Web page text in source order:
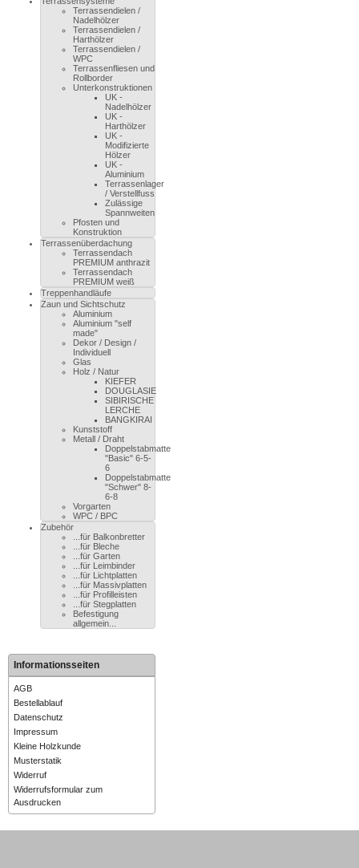
Terrassendielen /
Nadelhölzer
Terrassendielen /
Harthölzer
Terrassendielen /
WPC
Terrassenfliesen und
Rollborder
Unterkonstruktionen
UK -
Nadelhölzer
UK -
Harthölzer
UK -
Modifizierte
Hölzer
UK -
Aluminium
Terrassenlager
/ Verstellfuss
Zulässige
Spannweiten
Pfosten und
Konstruktion
Terrassenüberdachung
Terrassendach
PREMIUM anthrazit
Terrassendach
PREMIUM weiß
Treppenhandläufe
Zaun und Sichtschutz
Aluminium
Aluminium "self
made"
Dekor / Design /
Individuell
Glas
Holz / Natur
KIEFER
DOUGLASIE
SIBIRISCHE
LERCHE
BANGKIRAI
Kunststoff
Metall / Draht
Doppelstabmatte
"Basic" 6-5-
6
Doppelstabmatte
"Schwer" 8-
6-8
Vorgarten
WPC / BPC
Zubehör
...für Balkonbretter
...für Bleche
...für Garten
...für Leimbinder
...für Lichtplatten
...für Massivplatten
...für Profilleisten
...für Stegplatten
Befestigung
allgemein...
Informationsseiten
AGB
Bestellablauf
Datenschutz
Impressum
Kleine Holzkunde
Musterstatik
Widerruf
Widerrufsformular zum
Ausdrucken